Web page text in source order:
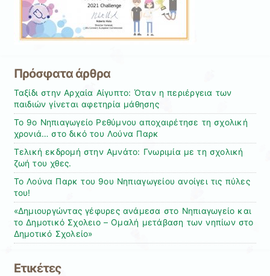
Πρόσφατα άρθρα
Ταξίδι στην Αρχαία Αίγυπτο: Όταν η περιέργεια των
παιδιών γίνεται αφετηρία μάθησης
Το 9ο Νηπιαγωγείο Ρεθύμνου αποχαιρέτησε τη σχολική
χρονιά… στο δικό του Λούνα Παρκ
Τελική εκδρομή στην Αμνάτο: Γνωριμία με τη σχολική
ζωή του χθες.
Το Λούνα Παρκ του 9ου Νηπιαγωγείου ανοίγει τις πύλες
του!
«Δημιουργώντας γέφυρες ανάμεσα στο Νηπιαγωγείο και
το Δημοτικό Σχολειο – Ομαλή μετάβαση των νηπίων στο
Δημοτικό Σχολείο»
Ετικέτες